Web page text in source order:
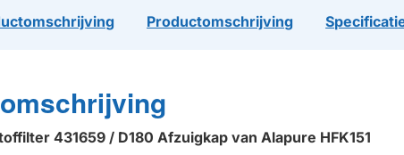
Productomschrijving
431659 / D180 Afzuigkap van Alapure HFK151